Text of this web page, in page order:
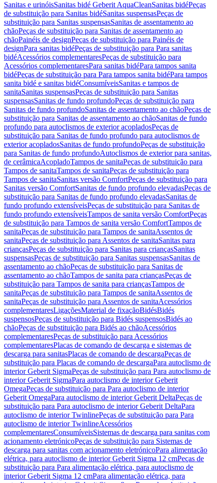
Sanitas e urinóisSanitas bidé Geberit AquaCleanSanitas bidéPeças
de substituição para Sanitas bidéSanitas suspensasPeças de
substituição para Sanitas suspensasSanitas de assentamento ao
chãoPeças de substituição para Sanitas de assentamento ao
chãoPainéis de designPeças de substituição para Painéis de
designPara sanitas bidéPeças de substituição para Para sanitas
bidéAcessórios complementaresPeças de substituição para
Acessórios complementaresPara sanitas bidéPara tampos sanita
bidéPeças de substituição para Para tampos sanita bidéPara tampos
sanita bidé e sanitas bidéConsumíveisSanitas e tampos de
sanitaSanitas suspensasPeças de substituição para Sanitas
suspensasSanitas de fundo profundoPeças de substituição para
Sanitas de fundo profundoSanitas de assentamento ao chãoPeças de
substituição para Sanitas de assentamento ao chãoSanitas de fundo
profundo para autoclismos de exterior acopladosPeças de
substituição para Sanitas de fundo profundo para autoclismos de
exterior acopladosSanitas de fundo profundoPeças de substituição
para Sanitas de fundo profundoAutoclismos de exterior para sanitas,
de cerâmicaAcopladoTampos de sanitaPeças de substituição para
Tampos de sanitaTampos de sanitaPeças de substituição para
Tampos de sanitaSanitas versão ComfortPeças de substituição para
Sanitas versão ComfortSanitas de fundo profundo elevadasPeças de
substituição para Sanitas de fundo profundo elevadasSanitas de
fundo profundo extensíveisPeças de substituição para Sanitas de
fundo profundo extensíveisTampos de sanita versão ComfortPeças
de substituição para Tampos de sanita versão ComfortTampos de
sanitaPeças de substituição para Tampos de sanitaAssentos de
sanitaPeças de substituição para Assentos de sanitaSanitas para
criançasPeças de substituição para Sanitas para criançasSanitas
suspensasPeças de substituição para Sanitas suspensasSanitas de
assentamento ao chãoPeças de substituição para Sanitas de
assentamento ao chãoTampos de sanita para criançasPeças de
substituição para Tampos de sanita para criançasTampos de
sanitaPeças de substituição para Tampos de sanitaAssentos de
sanitaPeças de substituição para Assentos de sanitaAcessórios
complementaresLigaçõesMaterial de fixaçãoBidésBidés
suspensosPeças de substituição para Bidés suspensosBidés ao
chãoPeças de substituição para Bidés ao chãoAcessórios
complementaresPeças de substituição para Acessórios
complementaresPlacas de comando de descarga e sistemas de
descarga para sanitasPlacas de comando de descargaPeças de
substituição para Placas de comando de descargaPara autoclismo de
interior Geberit SigmaPeças de substituição para Para autoclismo de
interior Geberit SigmaPara autoclismo de interior Geberit
OmegaPeças de substituição para Para autoclismo de interior
Geberit OmegaPara autoclismo de interior Geberit DeltaPeças de
substituição para Para autoclismo de interior Geberit DeltaPara
autoclismo de interior TwinlinePeças de substituição para Para
autoclismo de interior TwinlineAcessórios
complementaresConsumíveisSistemas de descarga para sanitas com
acionamento eletrónicoPeças de substituição para Sistemas de
descarga para sanitas com acionamento eletrónicoPara alimentação
elétrica, para autoclismo de interior Geberit Sigma 12 cmPeças de
substituição para Para alimentação elétrica, para autoclismo de
interior Geberit Sigma 12 cmPara alimentação elétrica, para